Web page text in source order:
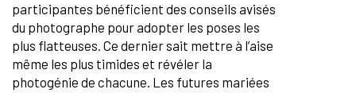
participantes bénéficient des conseils avisés
du photographe pour adopter les poses les
plus flatteuses. Ce dernier sait mettre à l’aise
même les plus timides et révéler la
photogénie de chacune. Les futures mariées